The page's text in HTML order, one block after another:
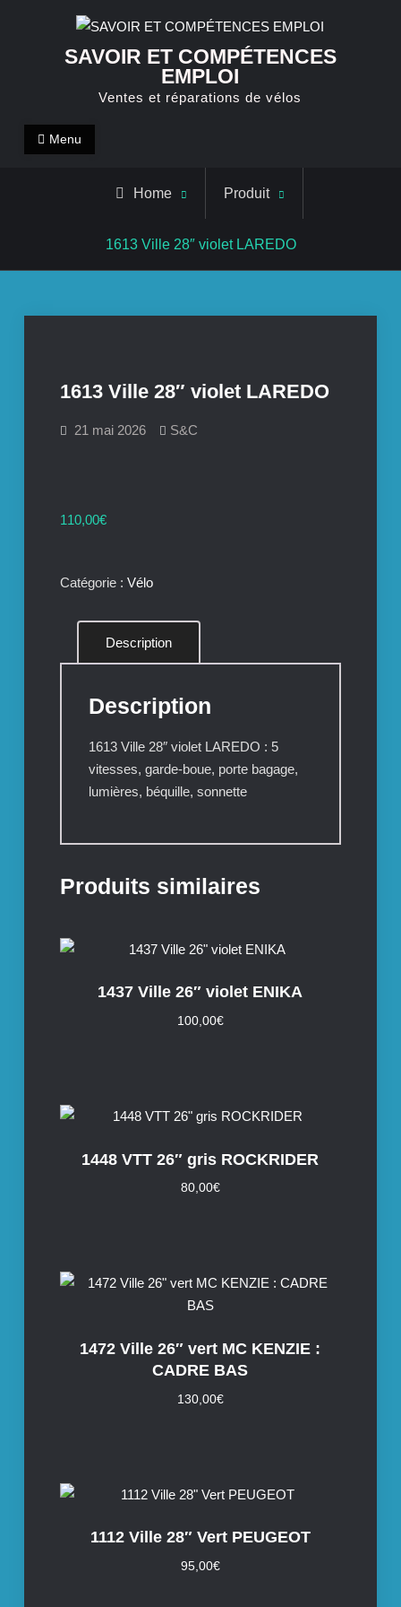
SAVOIR ET COMPÉTENCES
EMPLOI
Ventes et réparations de vélos
Menu
Home Produit
1613 Ville 28″ violet LAREDO
1613 Ville 28″ violet LAREDO
21 mai 2026 S&C
110,00€
Catégorie : Vélo
Description
Description
1613 Ville 28″ violet LAREDO : 5
vitesses, garde-boue, porte bagage,
lumières, béquille, sonnette
Produits similaires
1437 Ville 26″ violet ENIKA
100,00€
1448 VTT 26″ gris ROCKRIDER
80,00€
1472 Ville 26″ vert MC KENZIE :
CADRE BAS
130,00€
1112 Ville 28″ Vert PEUGEOT
95,00€